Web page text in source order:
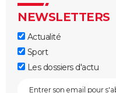
NEWSLETTERS
Actualité
Sport
Les dossiers d'actu